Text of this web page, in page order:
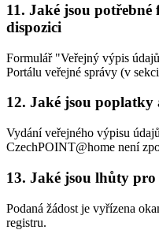
11. Jaké jsou
dispozici
Formulář "Veřejný výpis
Portálu veřejné správy (v
12. Jaké jsou
Vydání veřejného výpisu
CzechPOINT@home není
13. Jaké jsou lhůty
Podaná žádost je vyřízena
registru.